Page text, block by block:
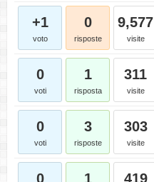
+1
voto
0
risposte
9,577
visite
0
voti
1
risposta
311
visite
0
voti
3
risposte
303
visite
0 1 419